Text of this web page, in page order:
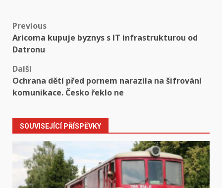
Post
navigation
Previous
Aricoma kupuje byznys s IT infrastrukturou od
Datronu
Další
Ochrana dětí před pornem narazila na šifrování
komunikace. Česko řeklo ne
SOUVISEJÍCÍ PŘÍSPĚVKY